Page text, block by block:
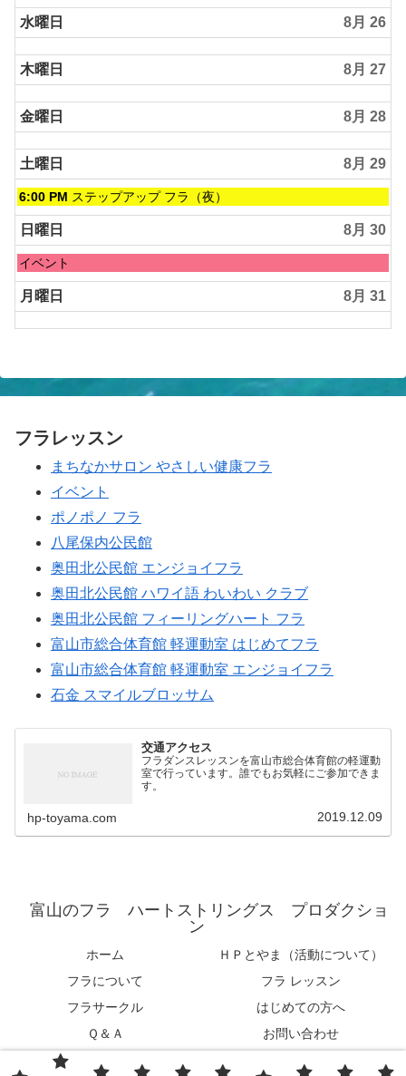
水曜日 8月 26
木曜日 8月 27
金曜日 8月 28
土曜日 8月 29
土
曜
日,
8
月
29th
2026
6:00 PM ステップアップ フラ（夜）
日曜日 8月 30
日
曜
日,
8
月
イベント
月曜日 8月 31
フラレッスン
まちなかサロン やさしい健康フラ
イベント
ポノポノ フラ
八尾保内公民館
奥田北公民館 エンジョイフラ
奥田北公民館 ハワイ語 わいわい クラブ
奥田北公民館 フィーリングハート フラ
富山市総合体育館 軽運動室 はじめてフラ
富山市総合体育館 軽運動室 エンジョイフラ
石金 スマイルブロッサム
交通アクセス
フラダンスレッスンを富山市総合体育館の軽運動
室で行っています。誰でもお気軽にご参加できま
す。
hp-toyama.com 2019.12.09
富山のフラ ハートストリングス プロダクショ
ン
ホーム
ＨＰとやま（活動について）
フラについて
フラ レッスン
フラサークル
はじめての方へ
Ｑ＆Ａ
お問い合わせ
交通アクセス